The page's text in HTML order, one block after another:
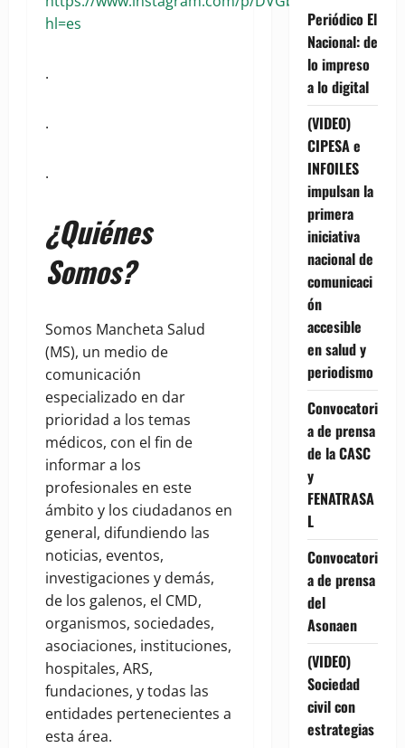
hl=es
.
.
.
¿Quiénes
Somos?
Somos Mancheta Salud
(MS), un medio de
comunicación
especializado en dar
prioridad a los temas
médicos, con el fin de
informar a los
profesionales en este
ámbito y los ciudadanos en
general, difundiendo las
noticias, eventos,
investigaciones y demás,
de los galenos, el CMD,
organismos, sociedades,
asociaciones, instituciones,
hospitales, ARS,
fundaciones, y todas las
entidades pertenecientes a
esta área.
Periódico El
Nacional: de
lo impreso
a lo digital
(VIDEO)
CIPESA e
INFOILES
impulsan la
primera
iniciativa
nacional de
comunicaci
ón
accesible
en salud y
periodismo
Convocatori
a de prensa
de la CASC
y
FENATRASA
L
Convocatori
a de prensa
del
Asonaen
(VIDEO)
Sociedad
civil con
estrategias